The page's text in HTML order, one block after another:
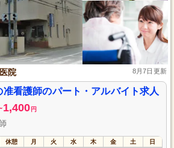
院 8月7日更新
看護師のパート・アルバイト求人
1,400 円
休憩 月 火 水 木 金 土 日